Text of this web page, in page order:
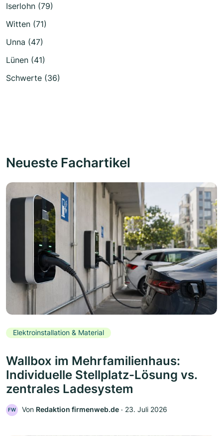
Iserlohn (79)
Witten (71)
Unna (47)
Lünen (41)
Schwerte (36)
Neueste Fachartikel
Elektroinstallation & Material
Wallbox im Mehrfamilienhaus:
Individuelle Stellplatz-Lösung vs.
zentrales Ladesystem
FW Von Redaktion firmenweb.de ‧ 23. Juli 2026